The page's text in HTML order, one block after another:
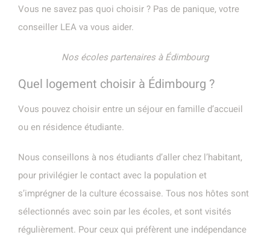
Vous ne savez pas quoi choisir ? Pas de panique, votre
conseiller LEA va vous aider.
Nos écoles partenaires à Édimbourg
Quel logement choisir à Édimbourg ?
Vous pouvez choisir entre un séjour en famille d’accueil
ou en résidence étudiante.
Nous conseillons à nos étudiants d’aller chez l’habitant,
pour privilégier le contact avec la population et
s’imprégner de la culture écossaise. Tous nos hôtes sont
sélectionnés avec soin par les écoles, et sont visités
régulièrement. Pour ceux qui préfèrent une indépendance